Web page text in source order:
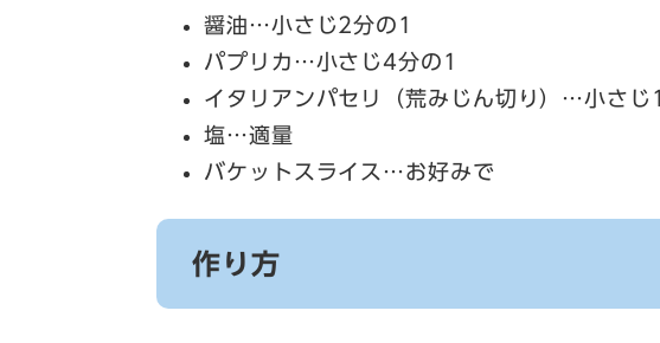
醤油…小さじ2分の1
パプリカ…小さじ4分の1
イタリアンパセリ（荒みじん切り）…小さじ1
塩…適量
バケットスライス…お好みで
作り方